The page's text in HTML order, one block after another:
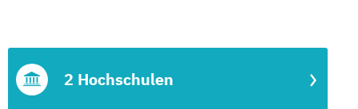
2 Hochschulen